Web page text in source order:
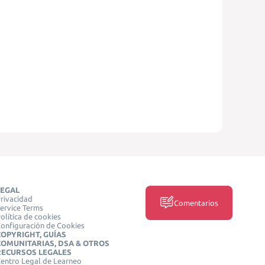
Terms
de cookies
de Cookies
GUÍAS
DSA & OTROS
LEGALES
Legal de Learneo
Comentarios